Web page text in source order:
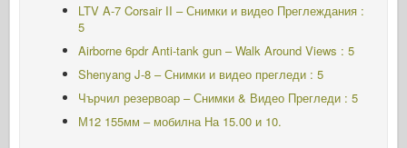
LTV A-7 Corsair II – Снимки и видео Преглеждания :
5
Airborne 6pdr Anti-tank gun – Walk Around Views : 5
Shenyang J-8 – Снимки и видео прегледи : 5
Чърчил резервоар – Снимки & Видео Прегледи : 5
М12 155мм – мобилна На 15.00 и 10.